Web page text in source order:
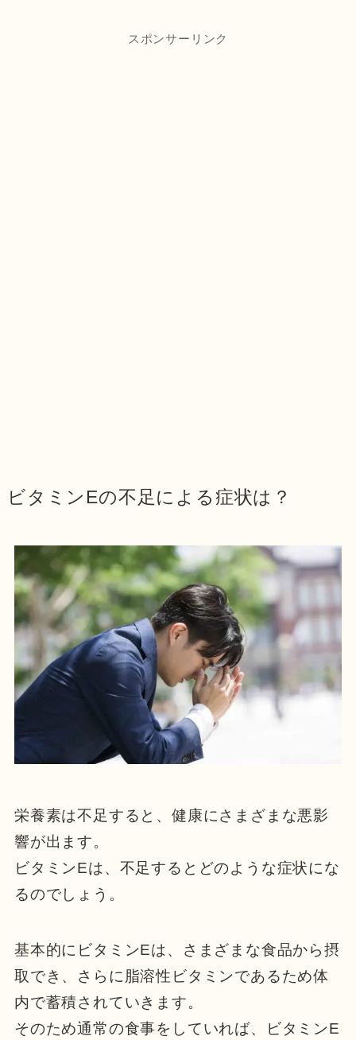
スポンサーリンク
ビタミンEの不足による症状は？
栄養素は不足すると、健康にさまざまな悪影
響が出ます。
ビタミンEは、不足するとどのような症状にな
るのでしょう。
基本的にビタミンEは、さまざまな食品から摂
取でき、さらに脂溶性ビタミンであるため体
内で蓄積されていきます。
そのため通常の食事をしていれば、ビタミンE